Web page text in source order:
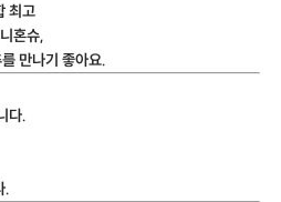
최고
혼슈,
만나기 좋아요.
다.
.